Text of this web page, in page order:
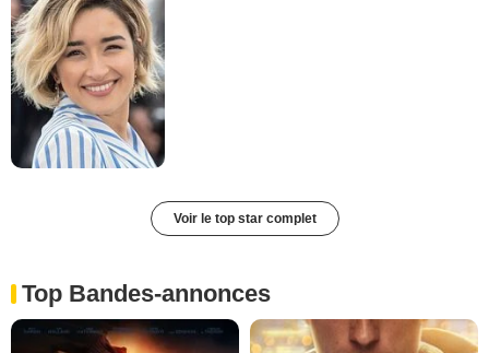
Voir le top star complet
Top Bandes-annonces